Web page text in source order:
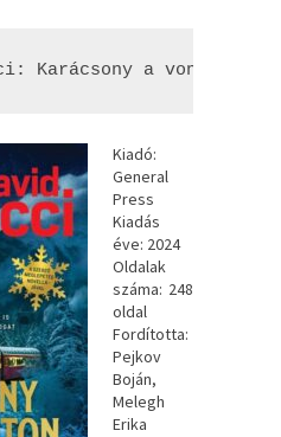
Karácsony ​a vonaton
Kiadó:
General
Press
Kiadás
éve: 2024
Oldalak
száma: 248
oldal
Fordította:
Pejkov
Boján,
Melegh
Erika